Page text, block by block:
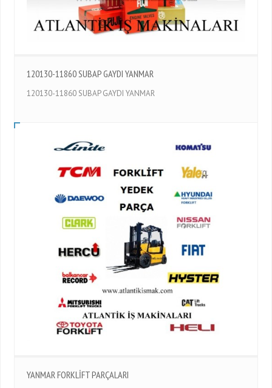
120130-11860 SUBAP GAYDI YANMAR
120130-11860 SUBAP GAYDI YANMAR
YANMAR FORKLİFT PARÇALARI